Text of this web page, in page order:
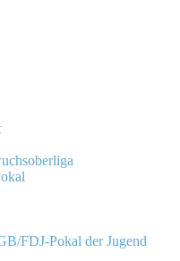
FDJ-Pokal der Jugend